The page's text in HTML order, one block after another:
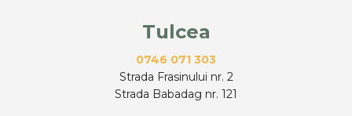
Tulcea
0746 071 303
Strada Frasinului nr. 2
Strada Babadag nr. 121